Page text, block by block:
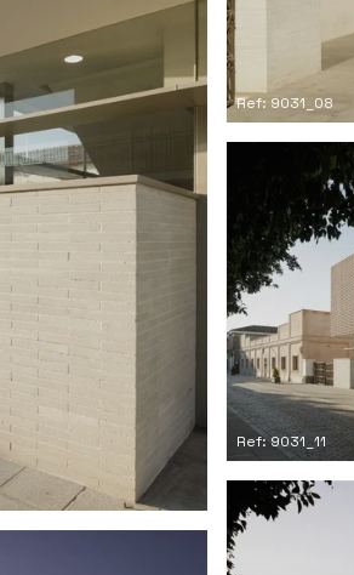
Ref: 9031_08
Ref: 9031_11